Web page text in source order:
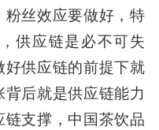
丝效应要做好，特
供应链是必不可失
供应链的前提下就
后就是供应链能力
支撑，中国茶饮品